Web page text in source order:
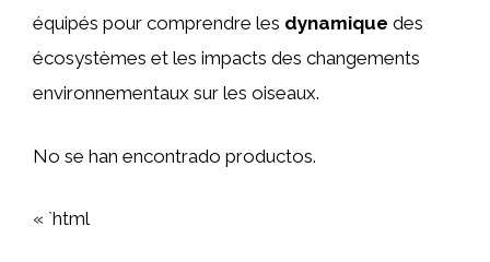
équipés pour comprendre les dynamique des
écosystèmes et les impacts des changements
environnementaux sur les oiseaux.
No se han encontrado productos.
« `html